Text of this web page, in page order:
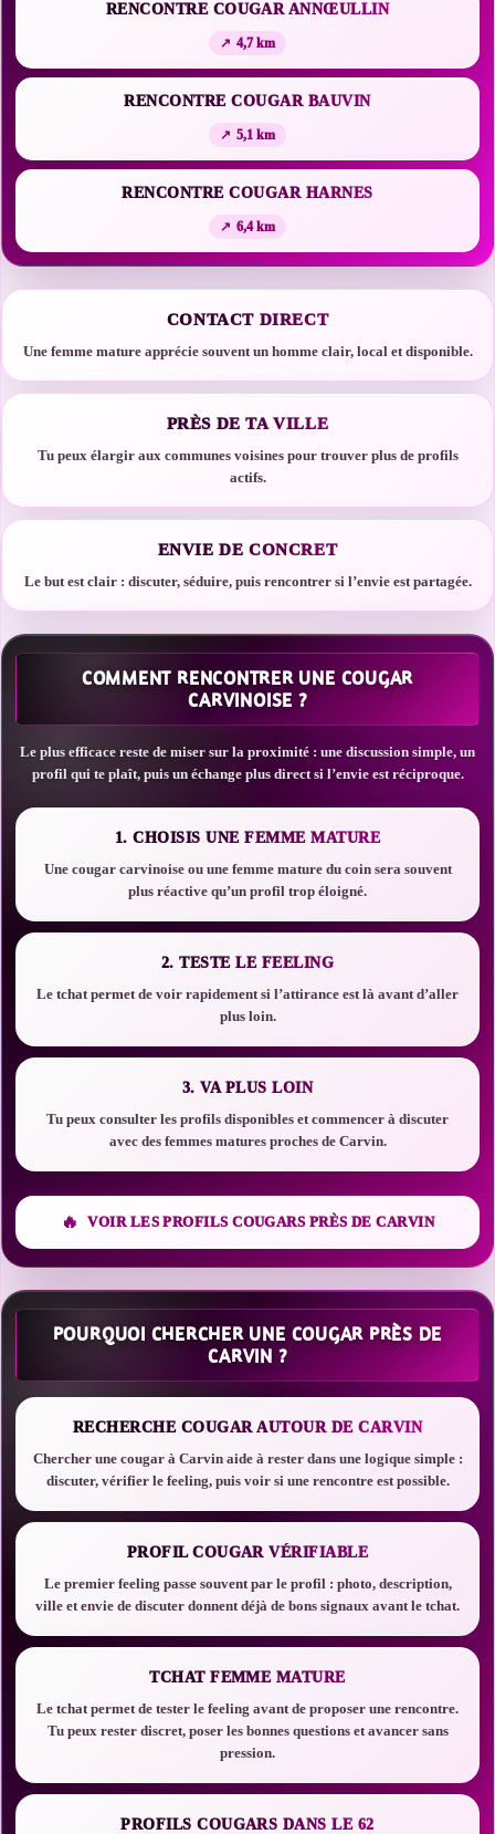
RENCONTRE COUGAR ANNŒULLIN
4,7 km
RENCONTRE COUGAR BAUVIN
5,1 km
RENCONTRE COUGAR HARNES
6,4 km
CONTACT DIRECT
Une femme mature apprécie souvent un homme clair, local et disponible.
PRÈS DE TA VILLE
Tu peux élargir aux communes voisines pour trouver plus de profils
actifs.
ENVIE DE CONCRET
Le but est clair : discuter, séduire, puis rencontrer si l’envie est partagée.
COMMENT RENCONTRER UNE COUGAR
CARVINOISE ?
Le plus efficace reste de miser sur la proximité : une discussion simple, un
profil qui te plaît, puis un échange plus direct si l’envie est réciproque.
1. CHOISIS UNE FEMME MATURE
Une cougar carvinoise ou une femme mature du coin sera souvent
plus réactive qu’un profil trop éloigné.
2. TESTE LE FEELING
Le tchat permet de voir rapidement si l’attirance est là avant d’aller
plus loin.
3. VA PLUS LOIN
Tu peux consulter les profils disponibles et commencer à discuter
avec des femmes matures proches de Carvin.
VOIR LES PROFILS COUGARS PRÈS DE CARVIN
POURQUOI CHERCHER UNE COUGAR PRÈS DE
CARVIN ?
RECHERCHE COUGAR AUTOUR DE CARVIN
Chercher une cougar à Carvin aide à rester dans une logique simple :
discuter, vérifier le feeling, puis voir si une rencontre est possible.
PROFIL COUGAR VÉRIFIABLE
Le premier feeling passe souvent par le profil : photo, description,
ville et envie de discuter donnent déjà de bons signaux avant le tchat.
TCHAT FEMME MATURE
Le tchat permet de tester le feeling avant de proposer une rencontre.
Tu peux rester discret, poser les bonnes questions et avancer sans
pression.
PROFILS COUGARS DANS LE 62